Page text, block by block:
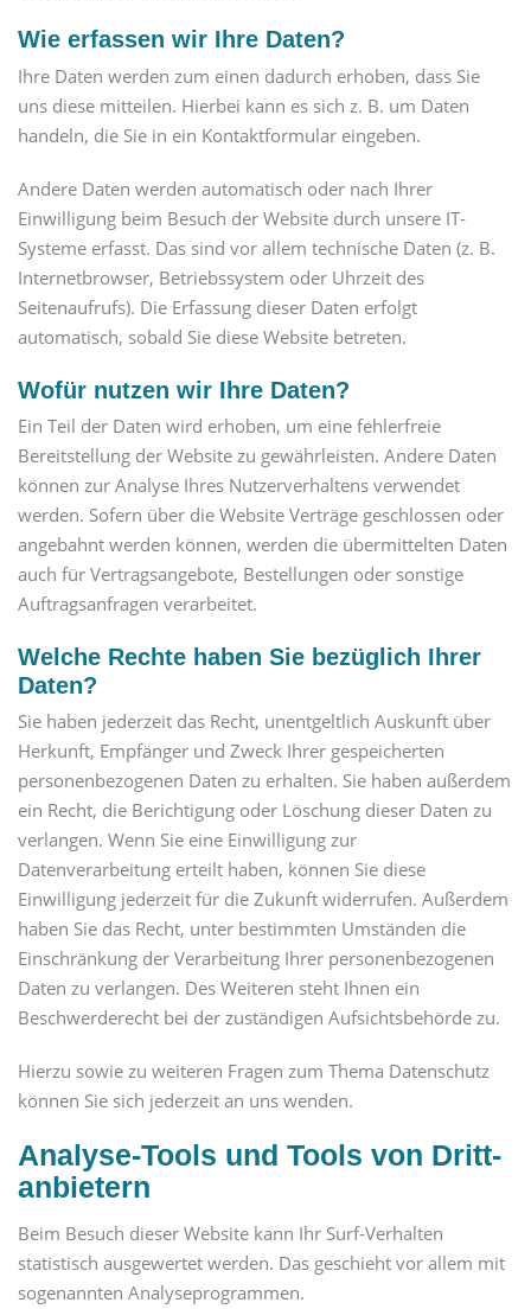
Wie erfassen wir Ihre Daten?
Ihre Daten werden zum einen dadurch erhoben, dass Sie
uns diese mitteilen. Hierbei kann es sich z. B. um Daten
handeln, die Sie in ein Kontaktformular eingeben.
Andere Daten werden automatisch oder nach Ihrer
Einwilligung beim Besuch der Website durch unsere IT-
Systeme erfasst. Das sind vor allem technische Daten (z. B.
Internetbrowser, Betriebssystem oder Uhrzeit des
Seitenaufrufs). Die Erfassung dieser Daten erfolgt
automatisch, sobald Sie diese Website betreten.
Wofür nutzen wir Ihre Daten?
Ein Teil der Daten wird erhoben, um eine fehlerfreie
Bereitstellung der Website zu gewährleisten. Andere Daten
können zur Analyse Ihres Nutzerverhaltens verwendet
werden. Sofern über die Website Verträge geschlossen oder
angebahnt werden können, werden die übermittelten Daten
auch für Vertragsangebote, Bestellungen oder sonstige
Auftragsanfragen verarbeitet.
Welche Rechte haben Sie bezüglich Ihrer
Daten?
Sie haben jederzeit das Recht, unentgeltlich Auskunft über
Herkunft, Empfänger und Zweck Ihrer gespeicherten
personenbezogenen Daten zu erhalten. Sie haben außerdem
ein Recht, die Berichtigung oder Löschung dieser Daten zu
verlangen. Wenn Sie eine Einwilligung zur
Datenverarbeitung erteilt haben, können Sie diese
Einwilligung jederzeit für die Zukunft widerrufen. Außerdem
haben Sie das Recht, unter bestimmten Umständen die
Einschränkung der Verarbeitung Ihrer personenbezogenen
Daten zu verlangen. Des Weiteren steht Ihnen ein
Beschwerderecht bei der zuständigen Aufsichtsbehörde zu.
Hierzu sowie zu weiteren Fragen zum Thema Datenschutz
können Sie sich jederzeit an uns wenden.
Analyse-Tools und Tools von Dritt­
anbietern
Beim Besuch dieser Website kann Ihr Surf-Verhalten
statistisch ausgewertet werden. Das geschieht vor allem mit
sogenannten Analyseprogrammen.